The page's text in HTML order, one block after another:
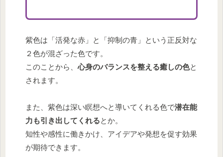
紫色は「活発な赤」と「抑制の青」という正反対な
２色が混ざった色です。
このことから、心身のバランスを整える癒しの色と
されます。
また、紫色は深い瞑想へと導いてくれる色で潜在能
力も引き出してくれるとか。
知性や感性に働きかけ、アイデアや発想を促す効果
が期待できます。